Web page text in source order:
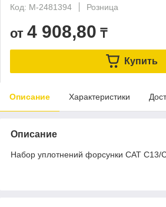
Код: M-2481394
Розница
от 4 908,80 ₸
Купить
Описание Характеристики
Описание
Набор уплотнений форсунки CAT C13/